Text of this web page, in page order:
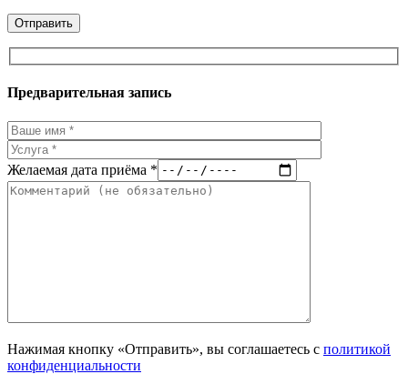
Предварительная запись
Желаемая дата приёма *
Нажимая кнопку «Отправить», вы соглашаетесь с политикой
конфиденциальности